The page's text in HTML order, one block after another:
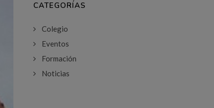
CATEGORÍAS
Colegio
Eventos
Formación
Noticias